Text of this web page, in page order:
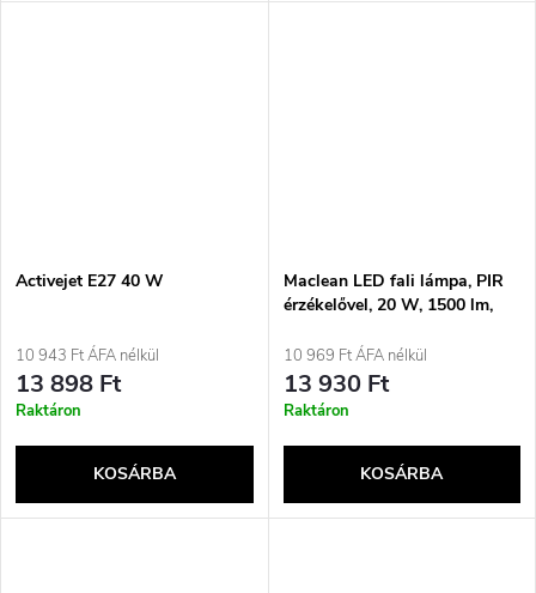
Activejet E27 40 W
10 943 Ft ÁFA nélkül
13 898 Ft
Raktáron
KOSÁRBA
Maclean LED fali lámpa, PIR
érzékelővel, 20 W, 1500 lm,
fekete, MCE524 B
10 969 Ft ÁFA nélkül
13 930 Ft
Raktáron
KOSÁRBA